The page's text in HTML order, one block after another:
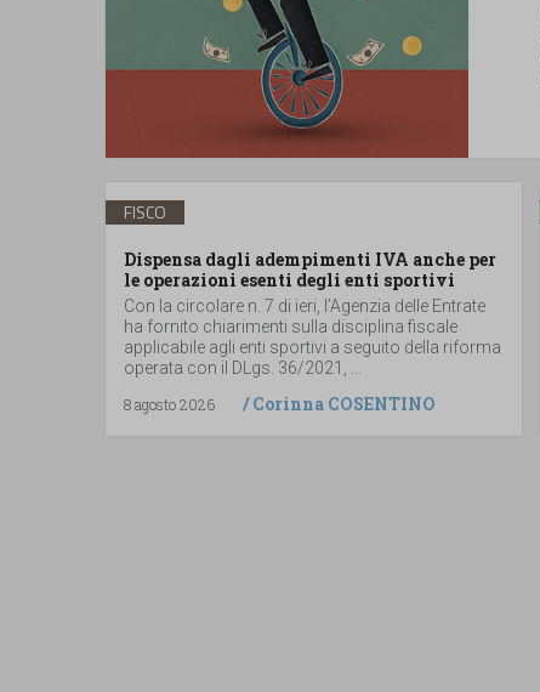
FISCO
Dispensa dagli adempimenti IVA anche per
le operazioni esenti degli enti sportivi
Con la circolare n. 7 di ieri, l’Agenzia delle Entrate
ha fornito chiarimenti sulla disciplina fiscale
applicabile agli enti sportivi a seguito della riforma
operata con il DLgs. 36/2021, ...
8 agosto 2026
/Corinna COSENTINO